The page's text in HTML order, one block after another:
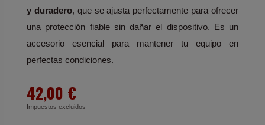
y duradero, que se ajusta perfectamente para ofrecer
una protección fiable sin dañar el dispositivo. Es un
accesorio esencial para mantener tu equipo en
perfectas condiciones.
42,00 €
Impuestos excluidos